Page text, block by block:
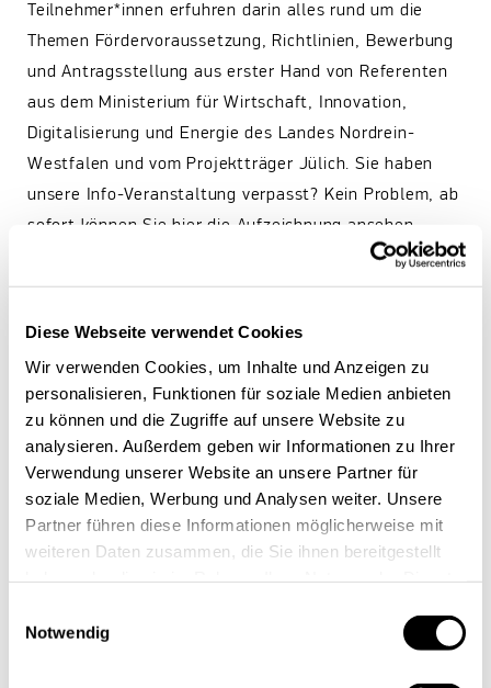
Diese Webseite verwendet Cookies
Wir verwenden Cookies, um Inhalte und Anzeigen zu
personalisieren, Funktionen für soziale Medien anbieten
zu können und die Zugriffe auf unsere Website zu
analysieren. Außerdem geben wir Informationen zu Ihrer
Verwendung unserer Website an unsere Partner für
soziale Medien, Werbung und Analysen weiter. Unsere
Partner führen diese Informationen möglicherweise mit
weiteren Daten zusammen, die Sie ihnen bereitgestellt
Notwendig
Teilnehmer*innen erfuhren darin alles rund um die
Themen Fördervoraussetzung, Richtlinien, Bewerbung
und Antragsstellung aus erster Hand von Referenten
aus dem Ministerium für Wirtschaft, Innovation,
Digitalisierung und Energie des Landes Nordrein-
Westfalen und vom Projektträger Jülich. Sie haben
unsere Info-Veranstaltung verpasst? Kein Problem, ab
sofort können Sie hier die Aufzeichnung ansehen.